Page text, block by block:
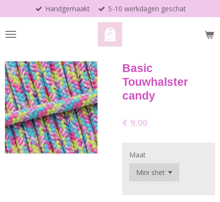
direct
naar
de
Handgemaakt 5-10 werkdagen geschat
Basic
Touwhalster
candy
€ 9,00
Maat